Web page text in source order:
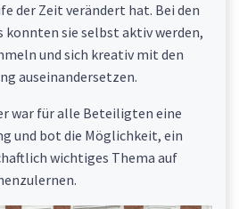
der Zeit verändert hat. Bei den
konnten sie selbst aktiv werden,
und sich kreativ mit den
auseinandersetzen.
war für alle Beteiligten eine
und bot die Möglichkeit, ein
wichtiges Thema auf